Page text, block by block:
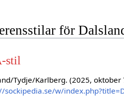
för
stil
Tydje/Karlberg. (2025,
sockipedia.se/w/